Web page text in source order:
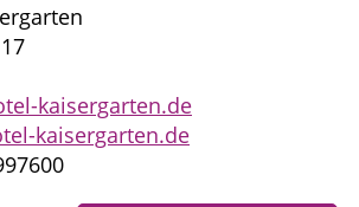
kaisergarten.de
kaisergarten.de